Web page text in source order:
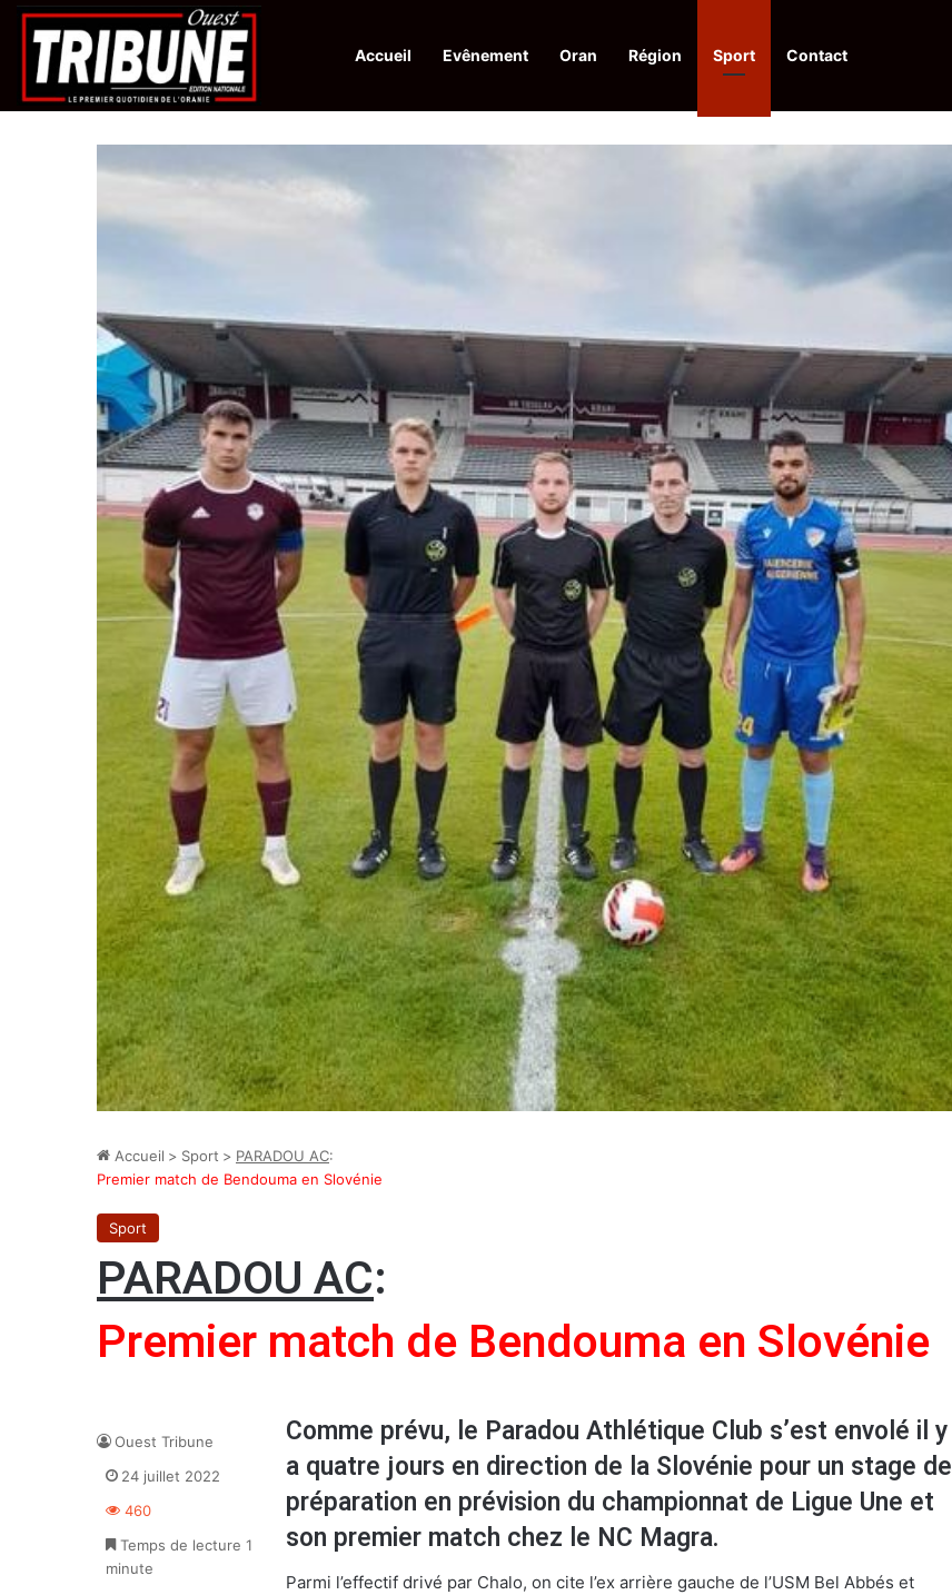
Accueil Evênement Oran Région Sport Contact
Infos en Direct: Protection de la ville sainte d’El-Qods : l’Algérie appelle à une action collective
Accueil > Sport > PARADOU AC:
Premier match de Bendouma en Slovénie
Sport
PARADOU AC:
Premier match de Bendouma en Slovénie
Comme prévu, le Paradou Athlétique Club s’est envolé il y
a quatre jours en direction de la Slovénie pour un stage de
préparation en prévision du championnat de Ligue Une et
son premier match chez le NC Magra.
Parmi l’effectif drivé par Chalo, on cite l’ex arrière gauche de l’USM Bel Abbés et
Ouest Tribune
24 juillet 2022
460
Temps de lecture 1
minute